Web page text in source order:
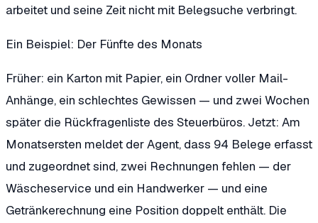
arbeitet und seine Zeit nicht mit Belegsuche verbringt.
Ein Beispiel: Der Fünfte des Monats
Früher: ein Karton mit Papier, ein Ordner voller Mail-
Anhänge, ein schlechtes Gewissen — und zwei Wochen
später die Rückfragenliste des Steuerbüros. Jetzt: Am
Monatsersten meldet der Agent, dass 94 Belege erfasst
und zugeordnet sind, zwei Rechnungen fehlen — der
Wäscheservice und ein Handwerker — und eine
Getränkerechnung eine Position doppelt enthält. Die